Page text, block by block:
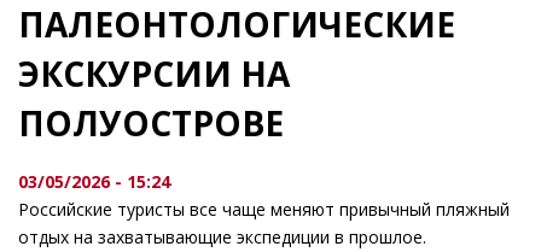
ПАЛЕОНТОЛОГИЧЕСКИЕ
ЭКСКУРСИИ НА
ПОЛУОСТРОВЕ
03/05/2026 - 15:24
Российские туристы все чаще меняют привычный пляжный
отдых на захватывающие экспедиции в прошлое.